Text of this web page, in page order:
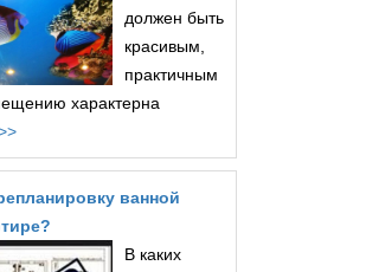
должен быть
красивым,
практичным
характерна
ванной
В каких